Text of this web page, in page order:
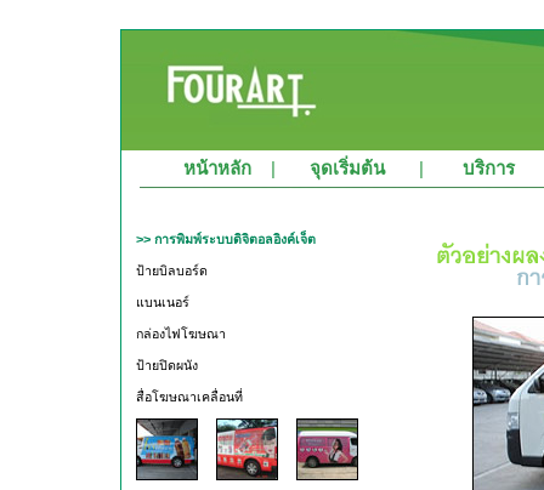
หน้าหลัก| จุดเริ่มต้น| บริการ
>> การพิมพ์ระบบดิจิตอลอิงค์เจ็ต
ป้ายบิลบอร์ด
แบนเนอร์
กล่องไฟโฆษณา
ป้ายปิดผนัง
สื่อโฆษณาเคลื่อนที่